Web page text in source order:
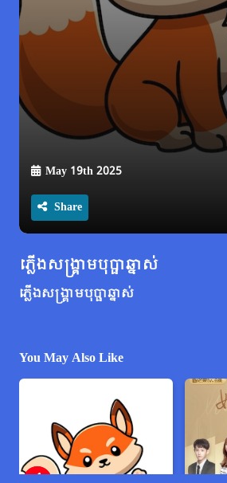
May 19th 2025
Share
ភ្លើងសង្គ្រាមបុប្ផាឆ្នាស់
ភ្លើងសង្គ្រាមបុប្ផាឆ្នាស់
You May Also Like